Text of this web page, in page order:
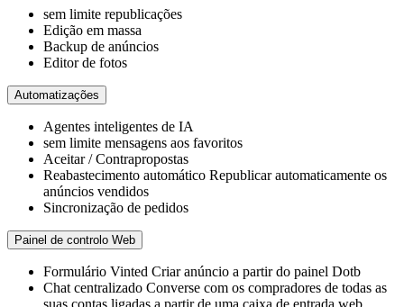
sem limite republicações
Edição em massa
Backup de anúncios
Editor de fotos
Automatizações
Agentes inteligentes de IA
sem limite mensagens aos favoritos
Aceitar / Contrapropostas
Reabastecimento automático Republicar automaticamente os
anúncios vendidos
Sincronização de pedidos
Painel de controlo Web
Formulário Vinted Criar anúncio a partir do painel Dotb
Chat centralizado Converse com os compradores de todas as
suas contas ligadas a partir de uma caixa de entrada web